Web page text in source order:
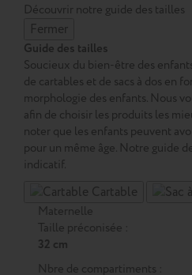
Découvrir notre guide des tailles
Fermer
Guide des tailles
Soucieux du bien-être des
de cartables et de sacs à dos en
morphologie des enfants. Nous
afin de choisir les produits les
noter que les enfants peuvent
pour un même âge. Notre guide
indicatif.
Cartable
Maternelle
Taille préconisée :
32 cm
Nbre de compartiments :